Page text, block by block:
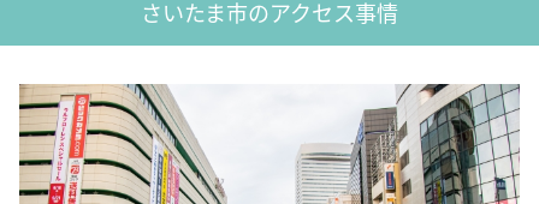
さいたま市のアクセス事情